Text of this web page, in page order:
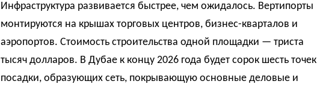
Инфраструктура развивается быстрее, чем ожидалось. Вертипорты
монтируются на крышах торговых центров, бизнес-кварталов и
аэропортов. Стоимость строительства одной площадки — триста
тысяч долларов. В Дубае к концу 2026 года будет сорок шесть точек
посадки, образующих сеть, покрывающую основные деловые и